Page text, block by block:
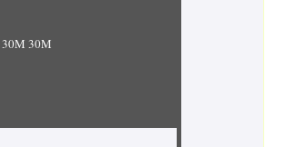
30M 30M